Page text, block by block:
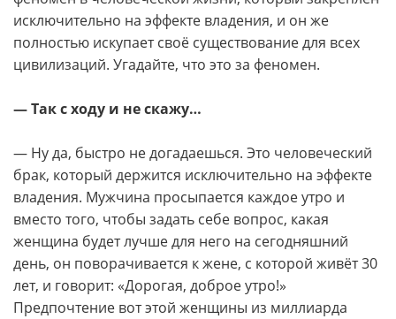
исключительно на эффекте владения, и он же
полностью искупает своё существование для всех
цивилизаций. Угадайте, что это за феномен.
— Так с ходу и не скажу…
— Ну да, быстро не догадаешься. Это человеческий
брак, который держится исключительно на эффекте
владения. Мужчина просыпается каждое утро и
вместо того, чтобы задать себе вопрос, какая
женщина будет лучше для него на сегодняшний
день, он поворачивается к жене, с которой живёт 30
лет, и говорит: «Дорогая, доброе утро!»
Предпочтение вот этой женщины из миллиарда